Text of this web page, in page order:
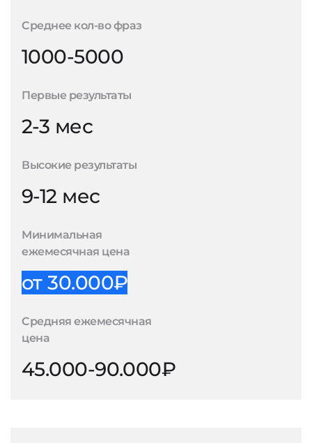
Среднее кол-во фраз
1000-5000
Первые результаты
2-3 мес
Высокие результаты
9-12 мес
Минимальная
ежемесячная цена
от 30.000₽
Средняя ежемесячная
цена
45.000-90.000₽